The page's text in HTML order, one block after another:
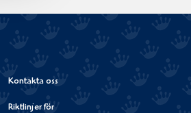
Instagram
Kontakta oss
Riktlinjer för